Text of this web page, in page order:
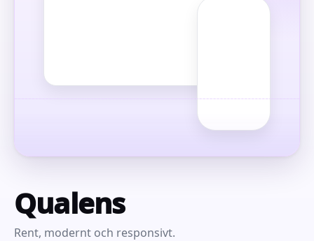
Qualens
Rent, modernt och responsivt.